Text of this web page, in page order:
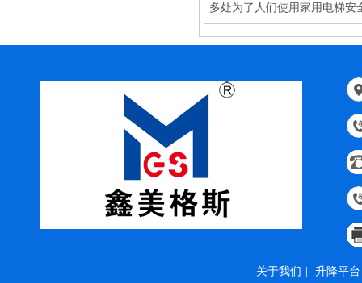
多处为了人们使用家用电梯
关于我们 升降平台